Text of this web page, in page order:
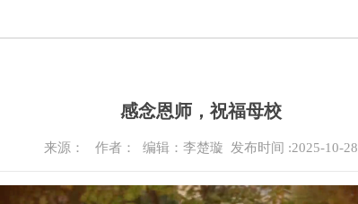
感念恩师，祝福母校
来源： 作者： 编辑：李楚璇 发布时间 :2025-10-28